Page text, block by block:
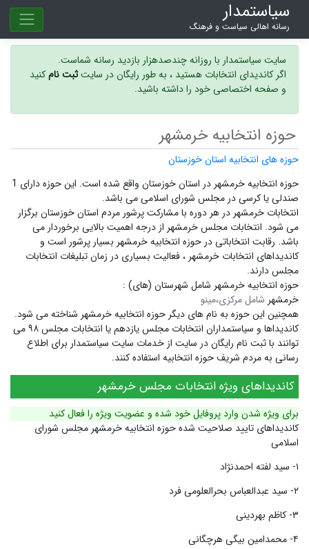
سیاستمدار
رسانه اهالی سیاست و فرهنگ
سایت سیاستمدار با روزانه چندصدهزار بازدید رسانه شماست.
اگر کاندیدای انتخابات هستید ، به طور رایگان در سایتثبت نامکنید
و صفحه اختصاصی خود را داشته باشید.
حوزه انتخابیه خرمشهر
حوزه های انتخابیه استان خوزستان
حوزه انتخابیه خرمشهر در استان خوزستان واقع شده است. این حوزه دارای 1
صندلی یا کرسی در مجلس شورای اسلامی می باشد.
انتخابات خرمشهر در هر دوره با مشارکت پرشور مردم استان خوزستان برگزار
می شود. انتخابات مجلس خرمشهر از درجه اهمیت بالایی برخوردار می
باشد. رقابت انتخاباتی در حوزه انتخابیه خرمشهر بسیار پرشور است و
کاندیداهای انتخابات خرمشهر ،فعالیت بسیاری در زمان تبلیغات انتخابات
مجلس دارند.
حوزه انتخابیه خرمشهر شامل شهرستان (های) :
خرمشهر شامل مرکزی،مینو
همچنین این حوزه به نام های دیگر حوزه انتخابیه خرمشهر شناخته می شود.
کاندیداها و سیاستمداران انتخابات مجلس یازدهم یا انتخابات مجلس ۹۸ می
توانند با ثبت نام رایگان در سایت از خدمات سایت سیاستمدار برای اطلاع
رسانی به مردم شریف حوزه انتخابیه استفاده کنند.
کاندیداهای ویژه انتخابات مجلس خرمشهر
برای ویژه شدن وارد پروفایل خود شده و عضویت ویژه را فعال کنید
کاندیداهای تایید صلاحیت شده حوزه انتخابیه خرمشهر مجلس شورای
اسلامی
۱- سید لفته احمدنژاد
۲- سید عبدالعباس بحرالعلومی فرد
۳- کاظم بهردینی
۴- محمدامین بیگی هرچگانی